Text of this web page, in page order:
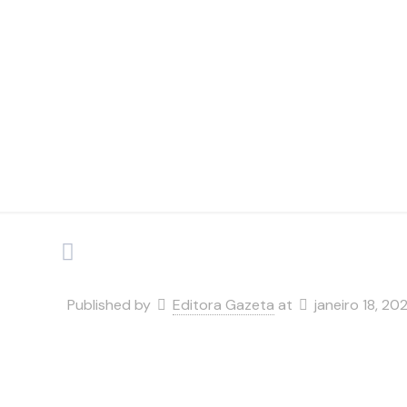
Published by Editora Gazeta at janeiro 18,